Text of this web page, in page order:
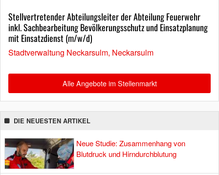
Stellvertretender Abteilungsleiter der Abteilung Feuerwehr
inkl. Sachbearbeitung Bevölkerungsschutz und Einsatzplanung
mit Einsatzdienst (m/w/d)
Stadtverwaltung Neckarsulm, Neckarsulm
Alle Angebote im Stellenmarkt
DIE NEUESTEN ARTIKEL
Neue Studie: Zusammenhang von
Blutdruck und Hirndurchblutung